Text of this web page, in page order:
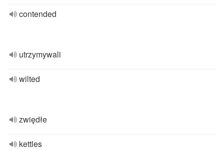
contended
utrzymywali
wilted
zwiędłe
kettles